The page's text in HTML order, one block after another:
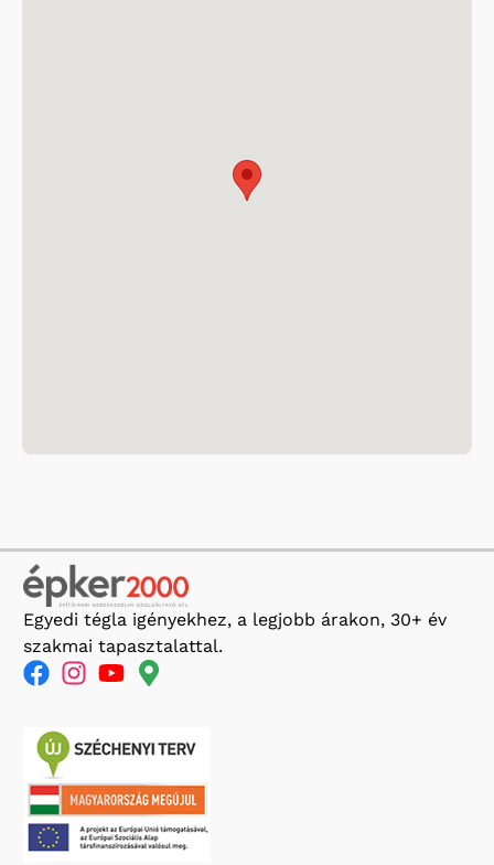
Egyedi tégla igényekhez, a legjobb árakon, 30+ év
szakmai tapasztalattal.